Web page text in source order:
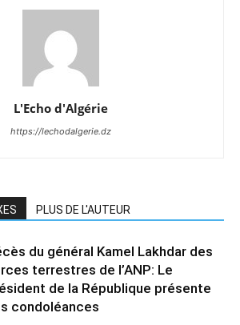
L'Echo d'Algérie
https://lechodalgerie.dz
PLUS DE L'AUTEUR
du général Kamel Lakhdar des
terrestres de l’ANP: Le
de la République présente
condoléances